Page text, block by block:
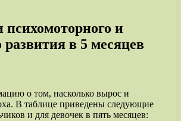
психомоторного и
развития в 5 месяцев
о том, насколько вырос и
В таблице приведены следующие
и для девочек в пять месяцев: